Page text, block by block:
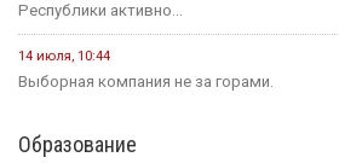
Республики активно...
14 июля, 10:44
Выборная компания не за горами.
Образование